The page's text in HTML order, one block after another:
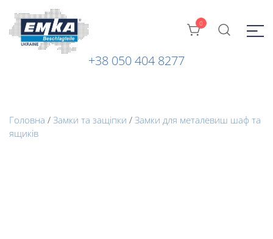
ЕМКА УКРАЇНА
Промислова фурнітура: замки, петлі та ін. від ТМ "EMKA
0
+38 050 404 8277
Головна / Замки та защіпки / Замки для металевиш шаф та
ящиків